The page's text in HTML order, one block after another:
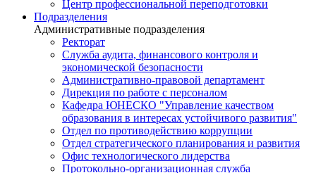
Центр профессиональной переподготовки
Подразделения
Административные подразделения
Ректорат
Служба аудита, финансового контроля и
экономической безопасности
Административно-правовой департамент
Дирекция по работе с персоналом
Кафедра ЮНЕСКО "Управление качеством
образования в интересах устойчивого развития"
Отдел по противодействию коррупции
Отдел стратегического планирования и развития
Офис технологического лидерства
Протокольно-организационная служба